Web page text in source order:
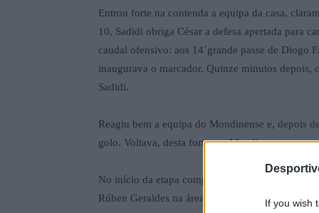
If you wish
Entrou forte na contenda a equipa da casa,
10, Sadidi obriga César a defesa apertada para
caudal ofensivo: aos 14´grande passe de Diogo
inaugurava o marcador. Quinze minutos depois,
Sadidi.
Reagiu bem a equipa do Mondinense e, depois
golo. Voltava, desta forma, o Mondinense a
No início da etapa complementar entra melhor o
Rúben Geraldes na área-, chega ao empate por